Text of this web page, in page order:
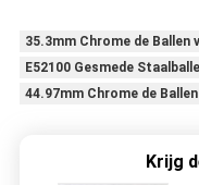
35.3mm Chrome de Ballen
E52100 Gesmede
44.97mm Chrome de
Krijg